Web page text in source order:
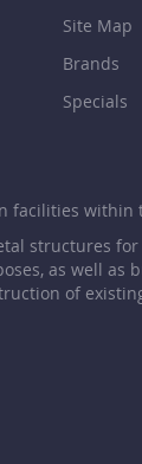
Site Map
Brands
Specials
facilities within
structures
as well as
of